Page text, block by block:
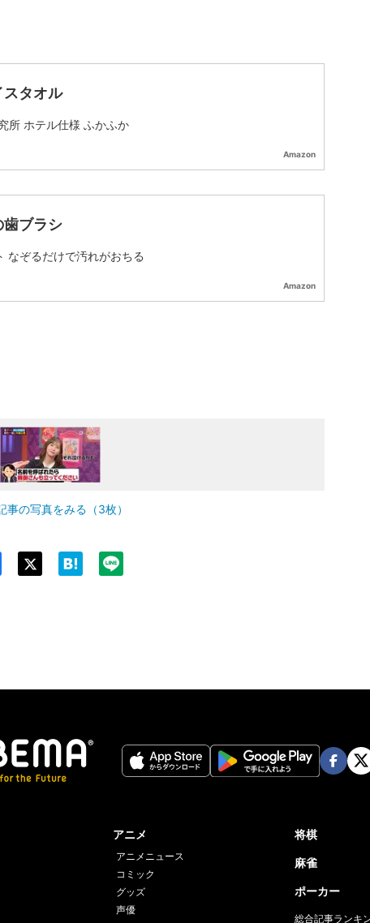
スタオル
所 ホテル仕様 ふかふか
Amazon
歯ブラシ
なぞるだけで汚れがおちる
Amazon
事の写真をみる（3枚）
アニメ
アニメニュース
コミック
グッズ
声優
将棋
麻雀
ポーカー
総合記事ランキ